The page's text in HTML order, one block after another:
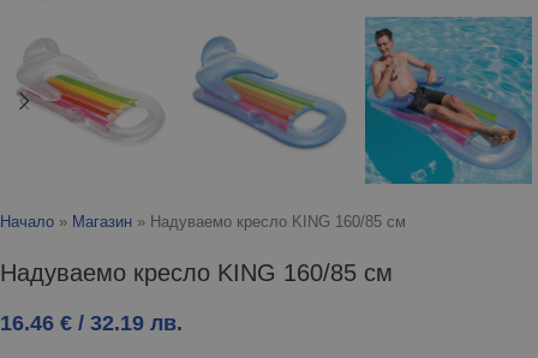
Начало » Магазин » Надуваемо кресло KING 160/85 см
Надуваемо кресло KING 160/85 см
16.46 € / 32.19 лв.